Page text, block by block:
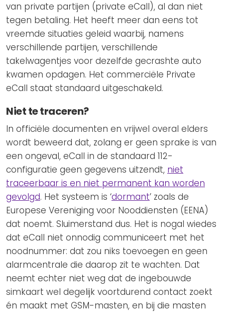
van private partijen (private eCall), al dan niet
tegen betaling. Het heeft meer dan eens tot
vreemde situaties geleid waarbij, namens
verschillende partijen, verschillende
takelwagentjes voor dezelfde gecrashte auto
kwamen opdagen. Het commerciële Private
eCall staat standaard uitgeschakeld.
Niet te traceren?
In officiële documenten en vrijwel overal elders
wordt beweerd dat, zolang er geen sprake is van
een ongeval, eCall in de standaard 112-
configuratie geen gegevens uitzendt, niet
traceerbaar is en niet permanent kan worden
gevolgd. Het systeem is ‘dormant’ zoals de
Europese Vereniging voor Nooddiensten (EENA)
dat noemt. Sluimerstand dus. Het is nogal wiedes
dat eCall niet onnodig communiceert met het
noodnummer: dat zou niks toevoegen en geen
alarmcentrale die daarop zit te wachten. Dat
neemt echter niet weg dat de ingebouwde
simkaart wel degelijk voortdurend contact zoekt
én maakt met GSM-masten, en bij die masten